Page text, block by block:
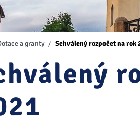
a granty Schválený rozpočet na rok